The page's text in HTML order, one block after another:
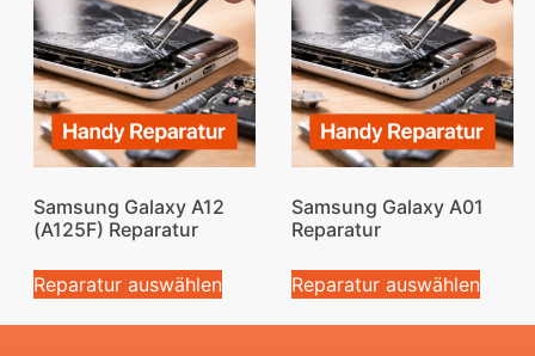
Samsung Galaxy A12
(A125F) Reparatur
Reparatur auswählen
Samsung Galaxy A01
Reparatur
Reparatur auswählen